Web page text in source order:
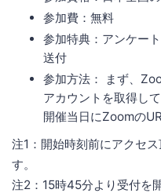
参加費：無料
参加特典：アンケー
送付
参加方法： まず、
アカウントを取得し
開催当日にZoomの
注1：開始時刻前にアクセ
す。
注2：15時45分より受付を